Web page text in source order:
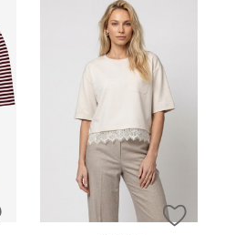
ZUR WUNSCHLISTE HINZUFÜGEN
ZUR